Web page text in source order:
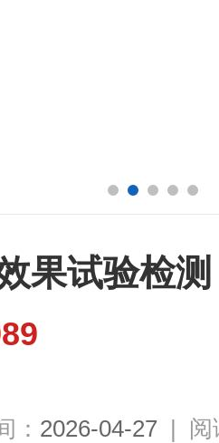
果试验检测
： 2026-04-27 | 阅